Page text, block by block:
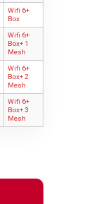
Wifi 6+
Box
Wifi 6+
Box+ 1
Mesh
Wifi 6+
Box+ 2
Mesh
Wifi 6+
Box+ 3
Mesh